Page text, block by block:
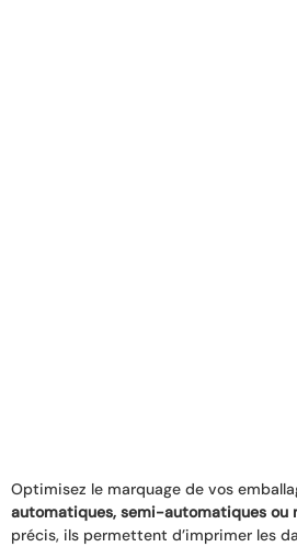
Optimisez le marquage de vos
automatiques, semi-automatiques ou
précis, ils permettent d’imprimer les